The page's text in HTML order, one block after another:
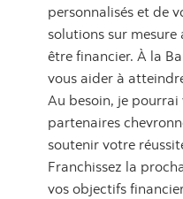
personnalisés et de
solutions sur
être financier. À la
vous aider à
Au besoin, je pourrai
partenaires
soutenir votre
Franchissez la
vos objectifs